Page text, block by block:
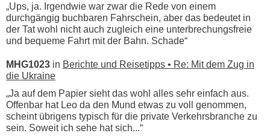
„Ups, ja. Irgendwie war zwar die Rede von einem
durchgängig buchbaren Fahrschein, aber das bedeutet in
der Tat wohl nicht auch zugleich eine unterbrechungsfreie
und bequeme Fahrt mit der Bahn. Schade“
MHG1023 in Berichte und Reisetipps • Re: Mit dem Zug in
die Ukraine
„Ja auf dem Papier sieht das wohl alles sehr einfach aus.
Offenbar hat Leo da den Mund etwas zu voll genommen,
scheint übrigens typisch für die private Verkehrsbranche zu
sein. Soweit ich sehe hat sich...“